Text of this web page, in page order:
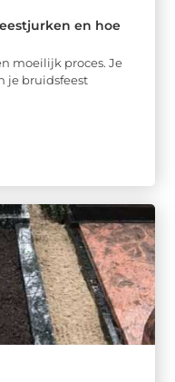
en hoe
moeilijk proces. Je
je bruidsfeest